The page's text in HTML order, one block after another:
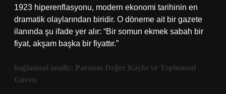
1923 hiperenflasyonu, modern ekonomi tarihinin en
dramatik olaylarından biridir. O döneme ait bir gazete
ilanında şu ifade yer alır: “Bir somun ekmek sabah bir
fiyat, akşam başka bir fiyattır.”
bağlamsal analiz: Paranın Değer Kaybı ve Toplumsal
Güven